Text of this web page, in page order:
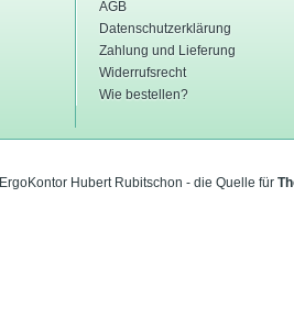
AGB
Datenschutzerklärung
Zahlung und Lieferung
Widerrufsrecht
Wie bestellen?
ErgoKontor Hubert Rubitschon - die Quelle für